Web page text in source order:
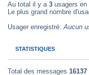
Au total il y a 3usagers en
Le plus grand nombre
Usager enregistré:Aucun
STATISTIQUES
Total des messages 16137